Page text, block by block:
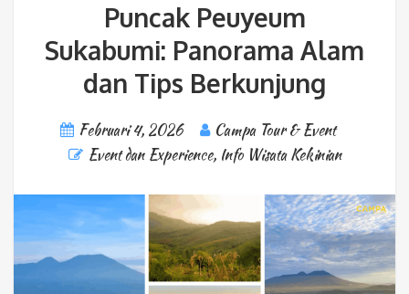
Puncak Peuyeum
Sukabumi: Panorama Alam
dan Tips Berkunjung
Februari 4, 2026
Campa Tour & Event
Event dan Experience, Info Wisata Kekinian